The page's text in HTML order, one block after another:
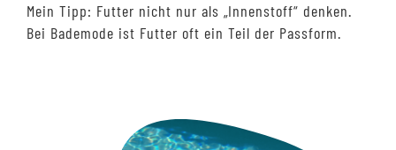
Mein Tipp: Futter nicht nur als „Innenstoff“ denken.
Bei Bademode ist Futter oft ein Teil der Passform.